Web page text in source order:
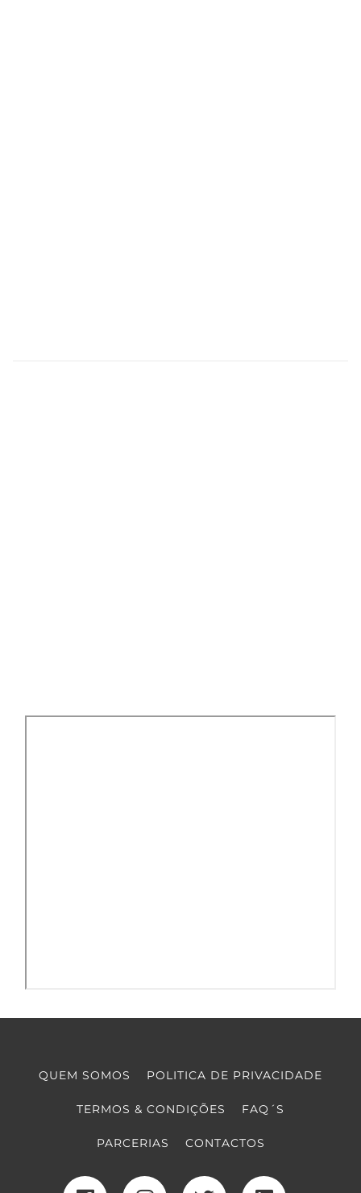
QUEM SOMOS POLITICA DE PRIVACIDADE
TERMOS & CONDIÇÕES FAQ´S
PARCERIAS CONTACTOS